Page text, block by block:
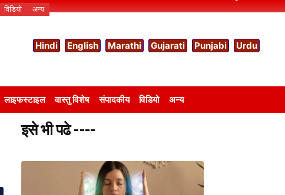
विडियो अन्य
Hindi English Marathi Gujarati Punjabi Urdu
लाइफस्टाइल वास्तु विशेष संपादकीय विडियो अन्य
इसे भी पढे ----